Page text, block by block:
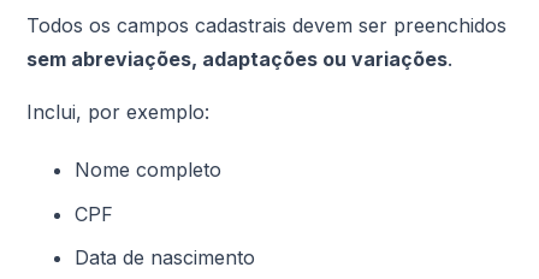
Todos os campos cadastrais devem ser preenchidos
sem abreviações, adaptações ou variações.
Inclui, por exemplo:
Nome completo
CPF
Data de nascimento